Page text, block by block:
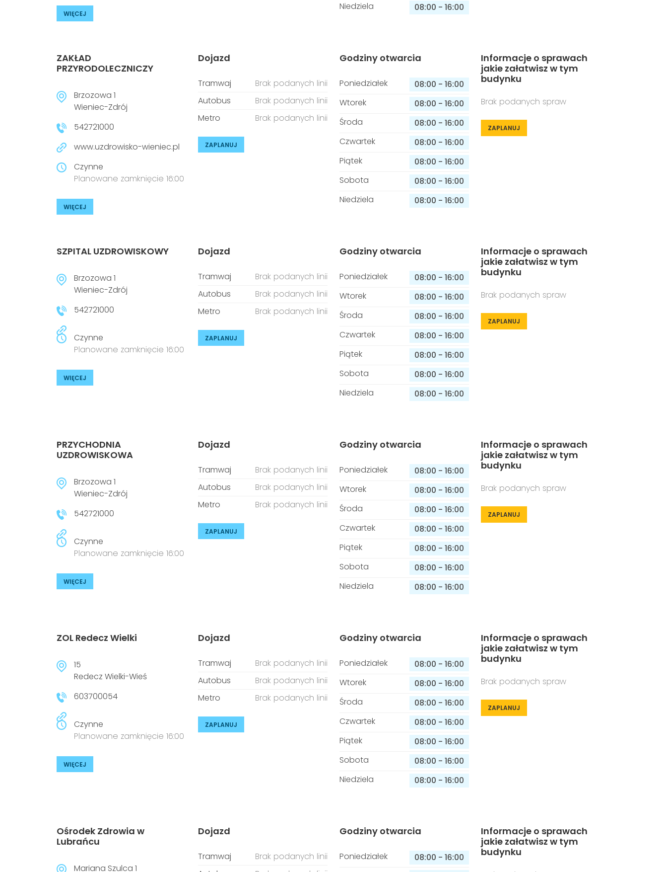
WIĘCEJ
Niedziela
08:00 - 16:00
ZAKŁAD
PRZYRODOLECZNICZY
Brzozowa 1
Wieniec-Zdrój
542721000
www.uzdrowisko-wieniec.pl
Czynne
Planowane zamknięcie 16:00
WIĘCEJ
Dojazd
Tramwaj
Brak podanych linii
Autobus
Brak podanych linii
Metro
Brak podanych linii
ZAPLANUJ
Godziny otwarcia
Poniedziałek 08:00 - 16:00
Wtorek
08:00 - 16:00
Środa
08:00 - 16:00
Czwartek
08:00 - 16:00
Piątek
08:00 - 16:00
Sobota
08:00 - 16:00
Niedziela
08:00 - 16:00
Informacje o sprawach
jakie załatwisz w tym
budynku
Brak podanych spraw
ZAPLANUJ
SZPITAL UZDROWISKOWY
Brzozowa 1
Wieniec-Zdrój
542721000
Czynne
Planowane zamknięcie 16:00
WIĘCEJ
Dojazd
Tramwaj
Brak podanych linii
Autobus
Brak podanych linii
Metro
Brak podanych linii
ZAPLANUJ
Godziny otwarcia
Poniedziałek 08:00 - 16:00
Wtorek
08:00 - 16:00
Środa
08:00 - 16:00
Czwartek
08:00 - 16:00
Piątek
08:00 - 16:00
Sobota
08:00 - 16:00
Niedziela
08:00 - 16:00
Informacje o sprawach
jakie załatwisz w tym
budynku
Brak podanych spraw
ZAPLANUJ
PRZYCHODNIA
UZDROWISKOWA
Brzozowa 1
Wieniec-Zdrój
542721000
Czynne
Planowane zamknięcie 16:00
WIĘCEJ
Dojazd
Tramwaj
Brak podanych linii
Autobus
Brak podanych linii
Metro
Brak podanych linii
ZAPLANUJ
Godziny otwarcia
Poniedziałek 08:00 - 16:00
Wtorek
08:00 - 16:00
Środa
08:00 - 16:00
Czwartek
08:00 - 16:00
Piątek
08:00 - 16:00
Sobota
08:00 - 16:00
Niedziela
08:00 - 16:00
Informacje o sprawach
jakie załatwisz w tym
budynku
Brak podanych spraw
ZAPLANUJ
ZOL Redecz Wielki
15
Redecz Wielki-Wieś
603700054
Czynne
Planowane zamknięcie 16:00
WIĘCEJ
Dojazd
Tramwaj
Brak podanych linii
Autobus
Brak podanych linii
Metro
Brak podanych linii
ZAPLANUJ
Godziny otwarcia
Poniedziałek 08:00 - 16:00
Wtorek
08:00 - 16:00
Środa
08:00 - 16:00
Czwartek
08:00 - 16:00
Piątek
08:00 - 16:00
Sobota
08:00 - 16:00
Niedziela
08:00 - 16:00
Informacje o sprawach
jakie załatwisz w tym
budynku
Brak podanych spraw
ZAPLANUJ
Ośrodek Zdrowia w
Lubrańcu
Mariana Szulca 1
Dojazd
Tramwaj
Brak podanych linii
Godziny otwarcia
Poniedziałek 08:00 - 16:00
Informacje o sprawach
jakie załatwisz w tym
budynku